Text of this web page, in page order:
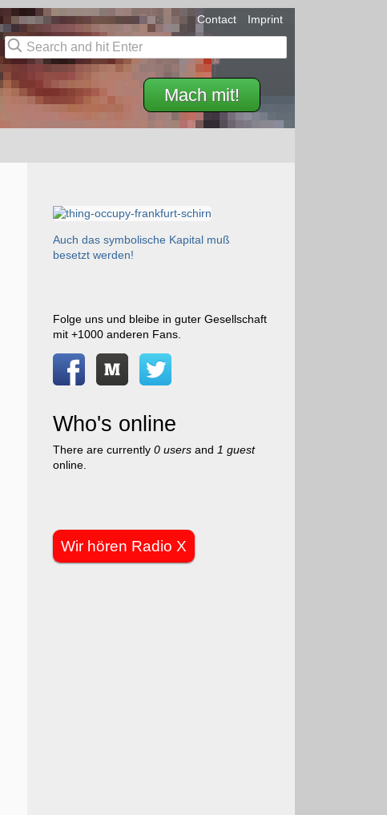
Mach mit!
Contact Imprint
Auch das symbolische Kapital muß
besetzt werden!
Folge uns und bleibe in guter Gesellschaft
mit +1000 anderen Fans.
Who's online
There are currently 0 usersand 1 guest
online.
Wir hören Radio X